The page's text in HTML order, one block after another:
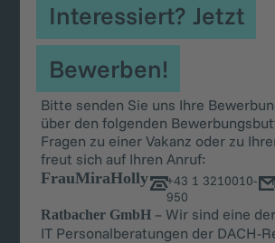
Interessiert? Jetzt
Bewerben!
Bitte senden Sie uns Ihre
über den folgenden
Fragen zu einer Vakanz oder zu
freut sich auf Ihren Anruf:
FrauMiraHolly
+43 1 3210010-
950
Ratbacher GmbH– Wir sind eine
IT Personalberatungen der DACH-